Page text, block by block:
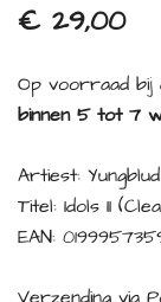
€29,00
Op voorraad bij
binnen 5 tot 7
Artiest: Yungblud
Titel: Idols II
EAN: